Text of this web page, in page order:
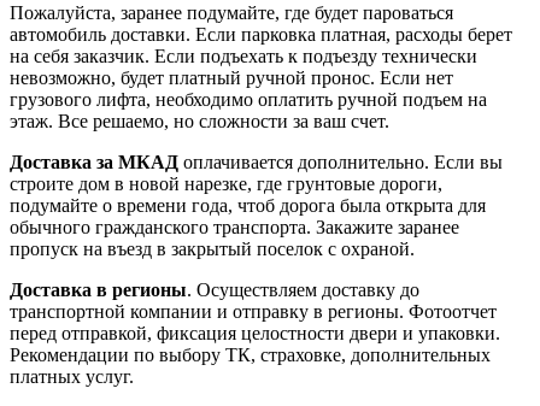
Пожалуйста, заранее подумайте, где будет пароваться
автомобиль доставки. Если парковка платная, расходы берет
на себя заказчик. Если подъехать к подъезду технически
невозможно, будет платный ручной пронос. Если нет
грузового лифта, необходимо оплатить ручной подъем на
этаж. Все решаемо, но сложности за ваш счет.
Доставка за МКАД оплачивается дополнительно. Если вы
строите дом в новой нарезке, где грунтовые дороги,
подумайте о времени года, чтоб дорога была открыта для
обычного гражданского транспорта. Закажите заранее
пропуск на въезд в закрытый поселок с охраной.
Доставка в регионы. Осуществляем доставку до
транспортной компании и отправку в регионы. Фотоотчет
перед отправкой, фиксация целостности двери и упаковки.
Рекомендации по выбору ТК, страховке, дополнительных
платных услуг.